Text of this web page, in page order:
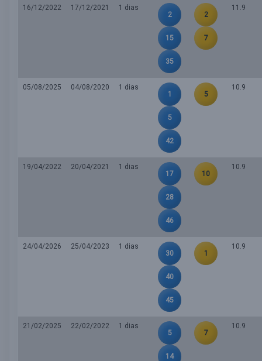
16/12/2022 17/12/2021
1 dias
2
15
35
2
7
11.9
05/08/2025 04/08/2020
1 dias
1
5
42
5
10.9
19/04/2022 20/04/2021
1 dias
17
28
46
10
10.9
24/04/2026 25/04/2023
1 dias
30
40
45
1
10.9
21/02/2025 22/02/2022
1 dias
5
14
7
10.9